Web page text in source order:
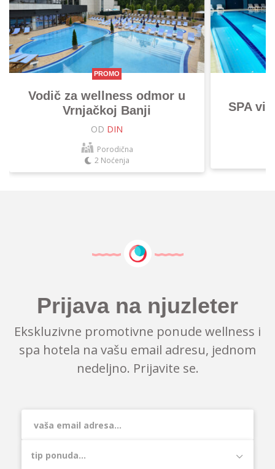
PROMO
Vodič za wellness odmor u
Vrnjačkoj Banji
OD DIN
Porodična
2 Noćenja
SPA
Prijava na njuzleter
Ekskluzivne promotivne ponude wellness i
spa hotela na vašu email adresu, jednom
nedeljno. Prijavite se.